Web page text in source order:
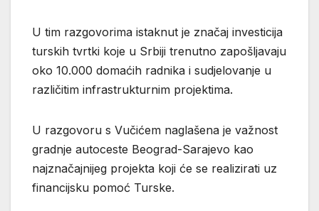
U tim razgovorima istaknut je značaj investicija
turskih tvrtki koje u Srbiji trenutno zapošljavaju
oko 10.000 domaćih radnika i sudjelovanje u
različitim infrastrukturnim projektima.
U razgovoru s Vučićem naglašena je važnost
gradnje autoceste Beograd-Sarajevo kao
najznačajnijeg projekta koji će se realizirati uz
financijsku pomoć Turske.